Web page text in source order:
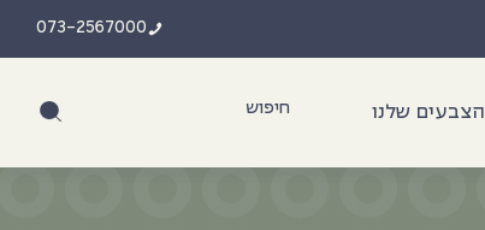
073-2567000
הצבעים שלנו